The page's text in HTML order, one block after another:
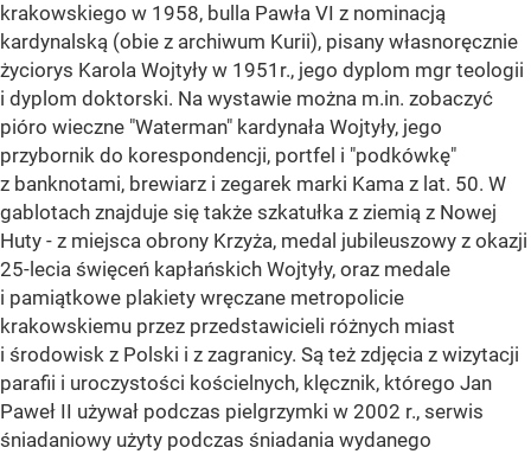
krakowskiego w 1958, bulla Pawła VI z nominacją
kardynalską (obie z archiwum Kurii), pisany własnoręcznie
życiorys Karola Wojtyły w 1951r., jego dyplom mgr teologii
i dyplom doktorski. Na wystawie można m.in. zobaczyć
pióro wieczne "Waterman" kardynała Wojtyły, jego
przybornik do korespondencji, portfel i "podkówkę"
z banknotami, brewiarz i zegarek marki Kama z lat. 50. W
gablotach znajduje się także szkatułka z ziemią z Nowej
Huty - z miejsca obrony Krzyża, medal jubileuszowy z okazji
25-lecia święceń kapłańskich Wojtyły, oraz medale
i pamiątkowe plakiety wręczane metropolicie
krakowskiemu przez przedstawicieli różnych miast
i środowisk z Polski i z zagranicy. Są też zdjęcia z wizytacji
parafii i uroczystości kościelnych, klęcznik, którego Jan
Paweł II używał podczas pielgrzymki w 2002 r., serwis
śniadaniowy użyty podczas śniadania wydanego